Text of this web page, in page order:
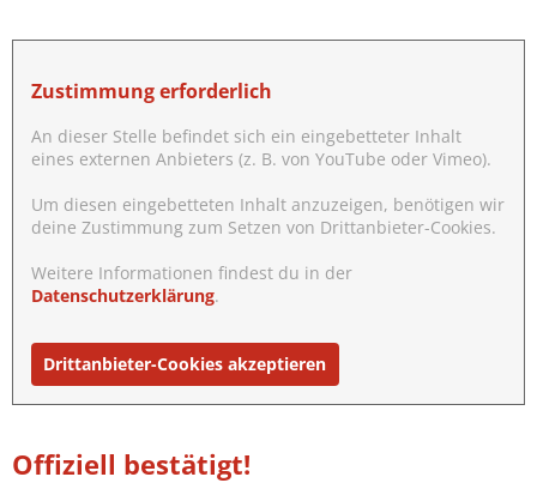
Zustimmung erforderlich
An dieser Stelle befindet sich ein eingebetteter Inhalt
eines externen Anbieters (z. B. von YouTube oder Vimeo).
Um diesen eingebetteten Inhalt anzuzeigen, benötigen wir
deine Zustimmung zum Setzen von Drittanbieter-Cookies.
Weitere Informationen findest du in der
Datenschutzerklärung.
Drittanbieter-Cookies akzeptieren
Offiziell bestätigt!